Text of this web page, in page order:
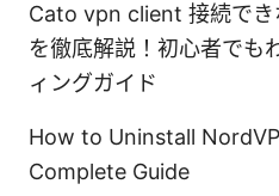
Cato vpn client 接続でき
を徹底解説！初心者でも
ィングガイド
How to Uninstall
Complete Guide